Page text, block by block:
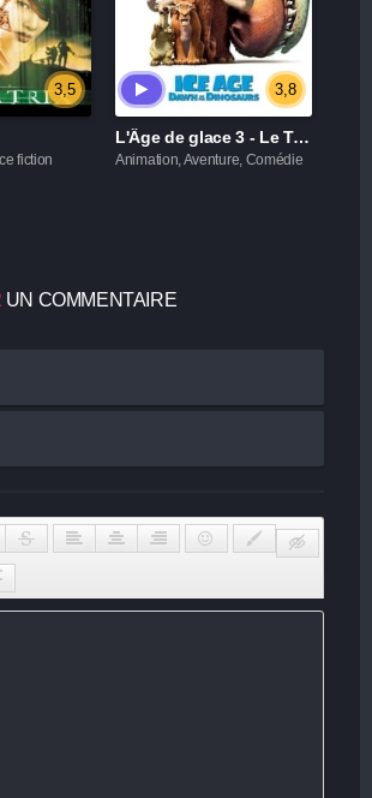
3,5
fiction
3,8
L'Âge de glace 3 - Le Temps des dinosaures
Animation, Aventure, Comédie
UN COMMENTAIRE